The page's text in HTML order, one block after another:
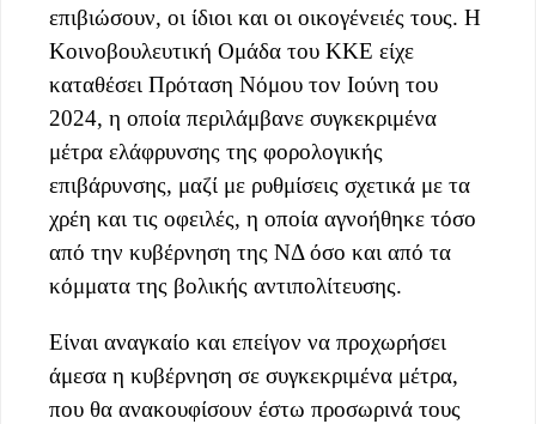
επιβιώσουν, οι ίδιοι και οι οικογένειές τους. Η
Κοινοβουλευτική Ομάδα του ΚΚΕ είχε
καταθέσει Πρόταση Νόμου τον Ιούνη του
2024, η οποία περιλάμβανε συγκεκριμένα
μέτρα ελάφρυνσης της φορολογικής
επιβάρυνσης, μαζί με ρυθμίσεις σχετικά με τα
χρέη και τις οφειλές, η οποία αγνοήθηκε τόσο
από την κυβέρνηση της ΝΔ όσο και από τα
κόμματα της βολικής αντιπολίτευσης.
Είναι αναγκαίο και επείγον να προχωρήσει
άμεσα η κυβέρνηση σε συγκεκριμένα μέτρα,
που θα ανακουφίσουν έστω προσωρινά τους